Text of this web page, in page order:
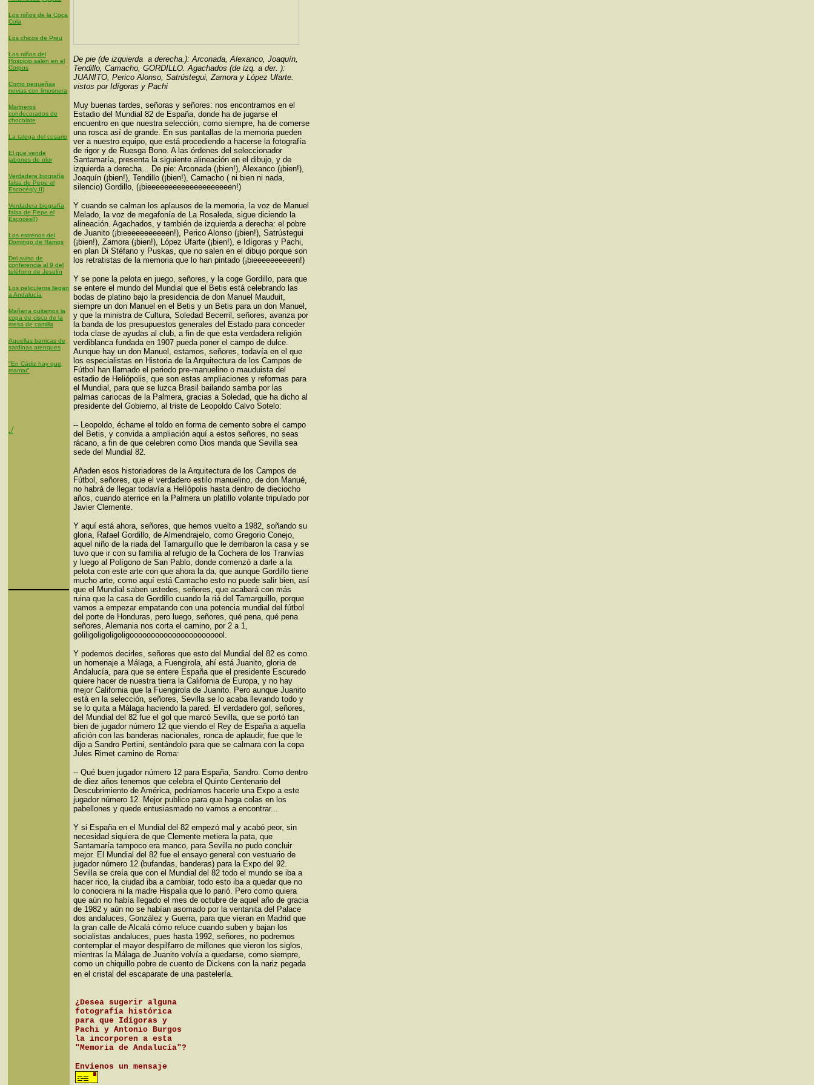
Los niños de la Coca
Cola
Los chicos de Preu
Los niños del
Hospicio salen en el
Corpus
Como pequeñas
novias con limosnera
Marineros
condecorados de
chocolate
La talega del cosario
El que vende
jabones de olor
Verdadera biografía
falsa de Pepe el
Escocés(y II)
Verdadera biografía
falsa de Pepe el
Escocés(I)
Los estrenos del
Domingo de Ramos
Del aviso de
conferencia al 9 del
teléfono de Jesulín
Los peliculeros llegan
a Andalucía
Mañana quitamos la
copa de cisco de la
mesa de camilla
Aquellas barricas de
sardinas arenques
"En Cádiz hay que
mamar"
./
De pie (de izquierda a derecha.): Arconada, Alexanco, Joaquín,
Tendillo, Camacho, GORDILLO. Agachados (de izq. a der. ):
JUANITO, Perico Alonso, Satrústegui, Zamora y López Ufarte.
vistos por Idígoras y Pachi
Muy buenas tardes, señoras y señores: nos encontramos en el
Estadio del Mundial 82 de España, donde ha de jugarse el
encuentro en que nuestra selección, como siempre, ha de comerse
una rosca así de grande. En sus pantallas de la memoria pueden
ver a nuestro equipo, que está procediendo a hacerse la fotografía
de rigor y de Ruesga Bono. A las órdenes del seleccionador
Santamaría, presenta la siguiente alineación en el dibujo, y de
izquierda a derecha... De pie: Arconada (¡bien!), Alexanco (¡bien!),
Joaquín (¡bien!), Tendillo (¡bien!), Camacho ( ni bien ni nada,
silencio) Gordillo, (¡bieeeeeeeeeeeeeeeeeeeen!)
Y cuando se calman los aplausos de la memoria, la voz de Manuel
Melado, la voz de megafonía de La Rosaleda, sigue diciendo la
alineación. Agachados, y también de izquierda a derecha: el pobre
de Juanito (¡bieeeeeeeeeeen!), Perico Alonso (¡bien!), Satrústegui
(¡bien!), Zamora (¡bien!), López Ufarte (¡bien!), e Idígoras y Pachi,
en plan Di Stéfano y Puskas, que no salen en el dibujo porque son
los retratistas de la memoria que lo han pintado (¡bieeeeeeeeeen!)
Y se pone la pelota en juego, señores, y la coge Gordillo, para que
se entere el mundo del Mundial que el Betis está celebrando las
bodas de platino bajo la presidencia de don Manuel Mauduit,
siempre un don Manuel en el Betis y un Betis para un don Manuel,
y que la ministra de Cultura, Soledad Becerril, señores, avanza por
la banda de los presupuestos generales del Estado para conceder
toda clase de ayudas al club, a fin de que esta verdadera religión
verdiblanca fundada en 1907 pueda poner el campo de dulce.
Aunque hay un don Manuel, estamos, señores, todavía en el que
los especialistas en Historia de la Arquitectura de los Campos de
Fútbol han llamado el periodo pre-manuelino o mauduista del
estadio de Heliópolis, que son estas ampliaciones y reformas para
el Mundial, para que se luzca Brasil bailando samba por las
palmas cariocas de la Palmera, gracias a Soledad, que ha dicho al
presidente del Gobierno, al triste de Leopoldo Calvo Sotelo:
-- Leopoldo, échame el toldo en forma de cemento sobre el campo
del Betis, y convida a ampliación aquí a estos señores, no seas
rácano, a fin de que celebren como Dios manda que Sevilla sea
sede del Mundial 82.
Añaden esos historiadores de la Arquitectura de los Campos de
Fútbol, señores, que el verdadero estilo manuelino, de don Manué,
no habrá de llegar todavía a Helìópolis hasta dentro de dieciocho
años, cuando aterrice en la Palmera un platillo volante tripulado por
Javier Clemente.
Y aquí está ahora, señores, que hemos vuelto a 1982, soñando su
gloria, Rafael Gordillo, de Almendrajelo, como Gregorio Conejo,
aquel niño de la riada del Tamarguillo que le derribaron la casa y se
tuvo que ir con su familia al refugio de la Cochera de los Tranvías
y luego al Polígono de San Pablo, donde comenzó a darle a la
pelota con este arte con que ahora la da, que aunque Gordillo tiene
mucho arte, como aquí está Camacho esto no puede salir bien, así
que el Mundial saben ustedes, señores, que acabará con más
ruina que la casa de Gordillo cuando la riá del Tamarguillo, porque
vamos a empezar empatando con una potencia mundial del fútbol
del porte de Honduras, pero luego, señores, qué pena, qué pena
señores, Alemania nos corta el camino, por 2 a 1,
goliligoligoligoligooooooooooooooooooooool.
Y podemos decirles, señores que esto del Mundial del 82 es como
un homenaje a Málaga, a Fuengirola, ahí está Juanito, gloria de
Andalucía, para que se entere España que el presidente Escuredo
quiere hacer de nuestra tierra la California de Europa, y no hay
mejor California que la Fuengirola de Juanito. Pero aunque Juanito
está en la selección, señores, Sevilla se lo acaba llevando todo y
se lo quita a Málaga haciendo la pared. El verdadero gol, señores,
del Mundial del 82 fue el gol que marcó Sevilla, que se portó tan
bien de jugador número 12 que viendo el Rey de España a aquella
afición con las banderas nacionales, ronca de aplaudir, fue que le
dijo a Sandro Pertini, sentándolo para que se calmara con la copa
Jules Rimet camino de Roma:
-- Qué buen jugador número 12 para España, Sandro. Como dentro
de diez años tenemos que celebra el Quinto Centenario del
Descubrimiento de América, podríamos hacerle una Expo a este
jugador número 12. Mejor publico para que haga colas en los
pabellones y quede entusiasmado no vamos a encontrar...
Y si España en el Mundial del 82 empezó mal y acabó peor, sin
necesidad siquiera de que Clemente metiera la pata, que
Santamaría tampoco era manco, para Sevilla no pudo concluir
mejor. El Mundial del 82 fue el ensayo general con vestuario de
jugador número 12 (bufandas, banderas) para la Expo del 92.
Sevilla se creía que con el Mundial del 82 todo el mundo se iba a
hacer rico, la ciudad iba a cambiar, todo esto iba a quedar que no
lo conociera ni la madre Hispalia que lo parió. Pero como quiera
que aún no había llegado el mes de octubre de aquel año de gracia
de 1982 y aún no se habían asomado por la ventanita del Palace
dos andaluces, González y Guerra, para que vieran en Madrid que
la gran calle de Alcalá cómo reluce cuando suben y bajan los
socialistas andaluces, pues hasta 1992, señores, no podremos
contemplar el mayor despilfarro de millones que vieron los siglos,
mientras la Málaga de Juanito volvía a quedarse, como siempre,
como un chiquillo pobre de cuento de Dickens con la nariz pegada
en el cristal del escaparate de una pastelería.
¿Desea sugerir alguna
fotografía histórica
para que Idígoras y
Pachi y Antonio Burgos
la incorporen a esta
"Memoria de Andalucía"?
Envíenos un mensaje